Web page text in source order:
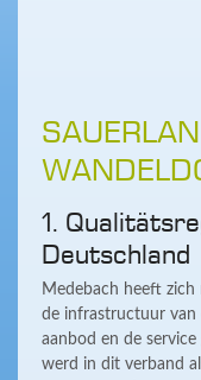
1.
Deutschland
Medebach heeft
de infrastructuur van
aanbod en de
werd in dit verband